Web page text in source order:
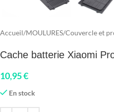
Accueil/MOULURES/Couvercle et
Cache batterie Xiaomi
10,95€
En stock